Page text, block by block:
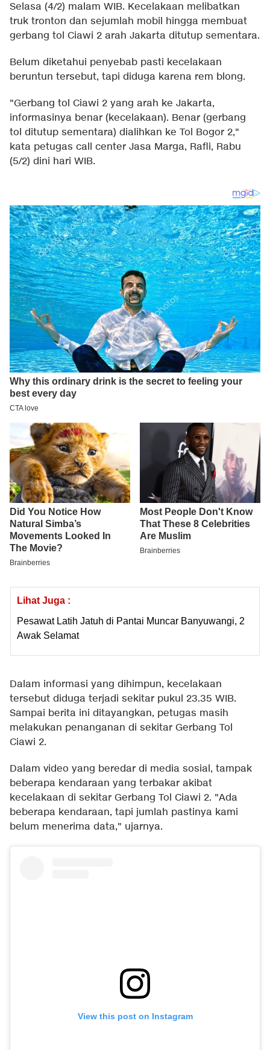
Selasa (4/2) malam WIB. Kecelakaan melibatkan
truk tronton dan sejumlah mobil hingga membuat
gerbang tol Ciawi 2 arah Jakarta ditutup sementara.
Belum diketahui penyebab pasti kecelakaan
beruntun tersebut, tapi diduga karena rem blong.
"Gerbang tol Ciawi 2 yang arah ke Jakarta,
informasinya benar (kecelakaan). Benar (gerbang
tol ditutup sementara) dialihkan ke Tol Bogor 2,"
kata petugas call center Jasa Marga, Rafli, Rabu
(5/2) dini hari WIB.
Lihat Juga :
Pesawat Latih Jatuh di Pantai Muncar Banyuwangi, 2
Awak Selamat
Dalam informasi yang dihimpun, kecelakaan
tersebut diduga terjadi sekitar pukul 23.35 WIB.
Sampai berita ini ditayangkan, petugas masih
melakukan penanganan di sekitar Gerbang Tol
Ciawi 2.
Dalam video yang beredar di media sosial, tampak
beberapa kendaraan yang terbakar akibat
kecelakaan di sekitar Gerbang Tol Ciawi 2. "Ada
beberapa kendaraan, tapi jumlah pastinya kami
belum menerima data," ujarnya.
View this post on Instagram